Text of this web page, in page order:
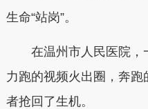
生命“站岗”。
在温州市人民医院，
力跑的视频火出圈，奔
者抢回了生机。